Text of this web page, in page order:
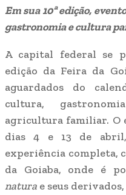
Em sua 10ª edição,
gastronomia e cultura
A capital federal se
edição da Feira da
aguardados do
cultura,
agricultura familiar. O
dias 4 e 13 de
experiência completa,
da Goiaba, onde é
natura e seus